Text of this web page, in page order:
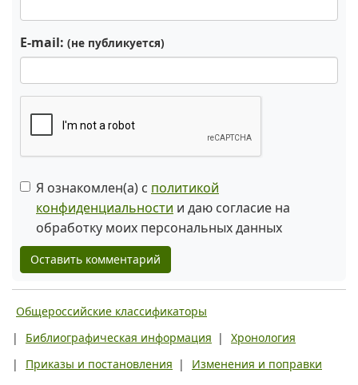
E-mail: (не публикуется)
Я ознакомлен(а) с политикой
конфиденциальности и даю согласие на
обработку моих персональных данных
Оставить комментарий
Общероссийские классификаторы
|
Библиографическая информация |
Хронология
|
Приказы и постановления |
Изменения и поправки